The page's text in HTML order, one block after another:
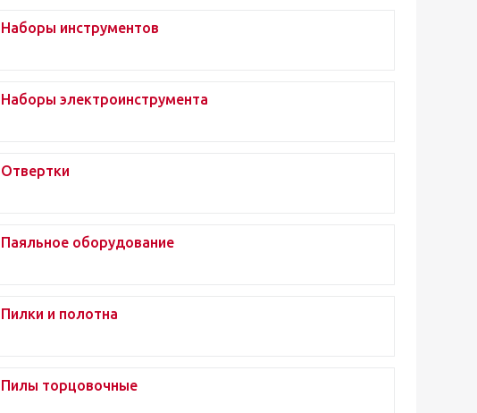
Наборы инструментов
Наборы электроинструмента
Отвертки
Паяльное оборудование
Пилки и полотна
Пилы торцовочные